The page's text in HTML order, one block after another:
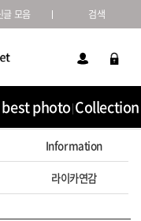
글 모음 검색
photo Collection
Information
라이카연감